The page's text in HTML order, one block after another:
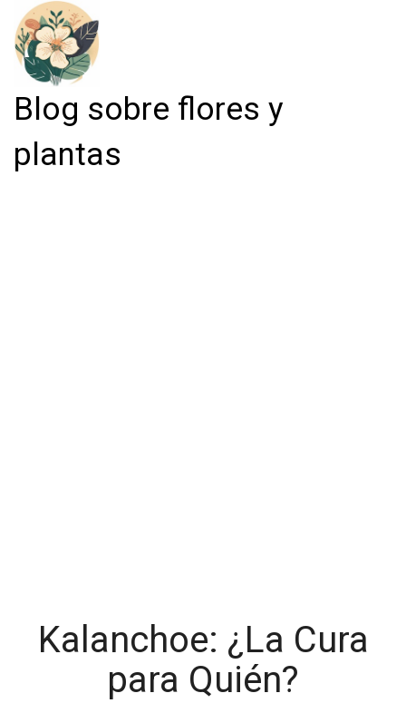
Blog sobre flores y
plantas
Kalanchoe: ¿La Cura
para Quién?